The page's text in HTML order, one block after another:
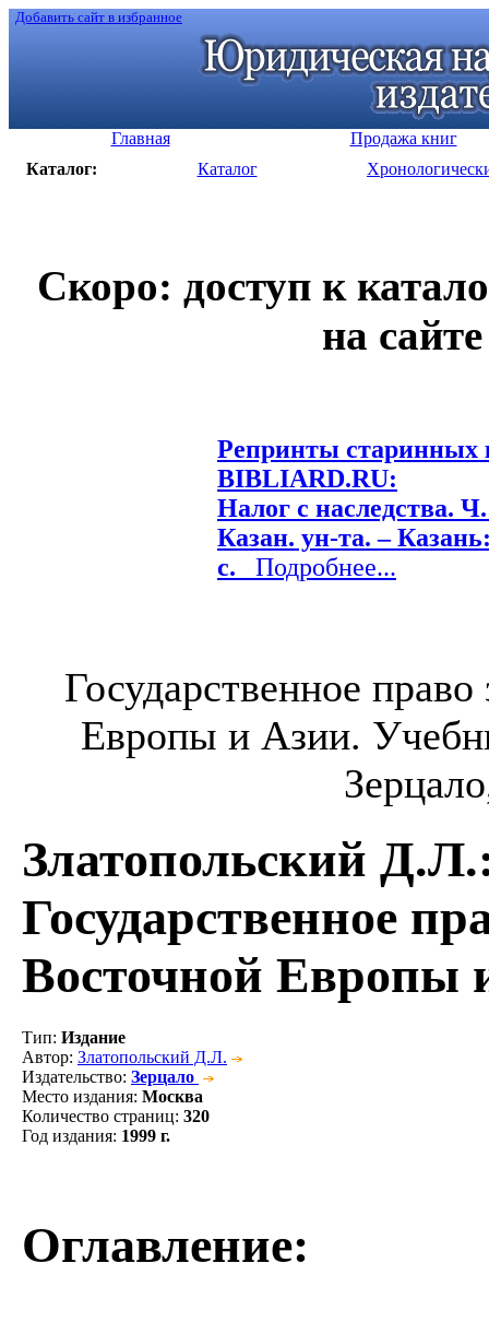
Добавить сайт в избранное
Главная
Продажа книг
Каталог:
Каталог
Скоро: доступ к
на
Репринты старинных
BIBLIARD.RU:
Налог с наследства.
Казан. ун-та. –
с. Подробнее...
Государственное
Европы и Азии.
Златопольский Д.Л.
Государственное
Восточной Европы
Тип: Издание
Автор: Златопольский Д.Л.
Издательство: Зерцало
Место издания: Москва
Количество страниц: 320
Год издания: 1999 г.
Оглавление: